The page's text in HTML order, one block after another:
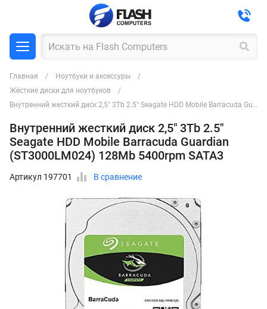
Главная
Ноутбуки и аксессуры
Жёсткие диски для ноутбуков
Внутренний жесткий диск 2,5" 3Tb 2.5" Seagate HDD Mobile Barracuda Guardian (ST3000LM024) 128Mb 5400rpm SATA3
Внутренний жесткий диск 2,5" 3Tb 2.5"
Seagate HDD Mobile Barracuda Guardian
(ST3000LM024) 128Mb 5400rpm SATA3
Артикул 197701 В сравнение